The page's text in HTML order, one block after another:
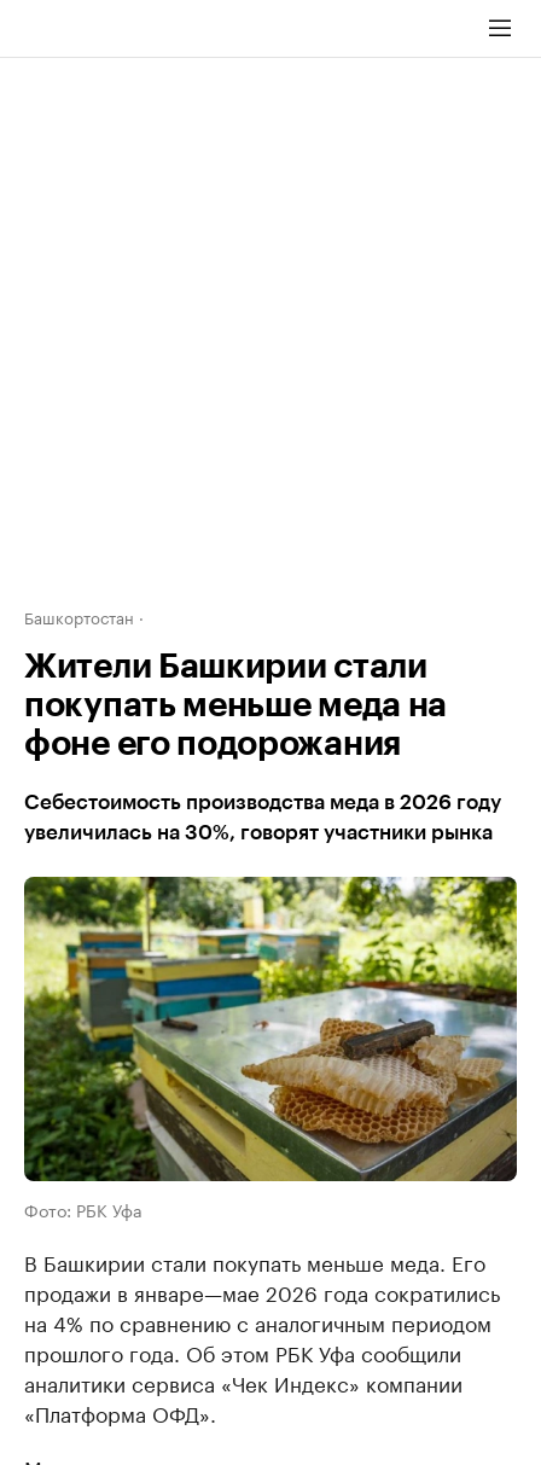
Башкортостан
Жители Башкирии стали
покупать меньше меда на
фоне его подорожания
Себестоимость производства меда в 2026 году
увеличилась на 30%, говорят участники рынка
Фото: РБК Уфа
В Башкирии стали покупать меньше меда. Его
продажи в январе—мае 2026 года сократились
на 4% по сравнению с аналогичным периодом
прошлого года. Об этом РБК Уфа сообщили
аналитики сервиса «Чек Индекс» компании
«Платформа ОФД».